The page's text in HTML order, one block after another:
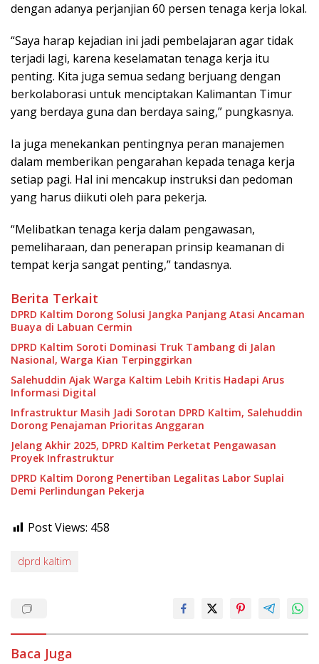
dengan adanya perjanjian 60 persen tenaga kerja lokal.
“Saya harap kejadian ini jadi pembelajaran agar tidak
terjadi lagi, karena keselamatan tenaga kerja itu
penting. Kita juga semua sedang berjuang dengan
berkolaborasi untuk menciptakan Kalimantan Timur
yang berdaya guna dan berdaya saing,” pungkasnya.
Ia juga menekankan pentingnya peran manajemen
dalam memberikan pengarahan kepada tenaga kerja
setiap pagi. Hal ini mencakup instruksi dan pedoman
yang harus diikuti oleh para pekerja.
“Melibatkan tenaga kerja dalam pengawasan,
pemeliharaan, dan penerapan prinsip keamanan di
tempat kerja sangat penting,” tandasnya.
Berita Terkait
DPRD Kaltim Dorong Solusi Jangka Panjang Atasi Ancaman
Buaya di Labuan Cermin
DPRD Kaltim Soroti Dominasi Truk Tambang di Jalan
Nasional, Warga Kian Terpinggirkan
Salehuddin Ajak Warga Kaltim Lebih Kritis Hadapi Arus
Informasi Digital
Infrastruktur Masih Jadi Sorotan DPRD Kaltim, Salehuddin
Dorong Penajaman Prioritas Anggaran
Jelang Akhir 2025, DPRD Kaltim Perketat Pengawasan
Proyek Infrastruktur
DPRD Kaltim Dorong Penertiban Legalitas Labor Suplai
Demi Perlindungan Pekerja
Post Views: 458
dprd kaltim
Baca Juga